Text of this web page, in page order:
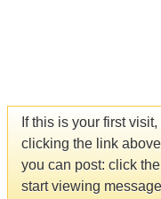
If this is your first
clicking the link
you can post: click
start viewing